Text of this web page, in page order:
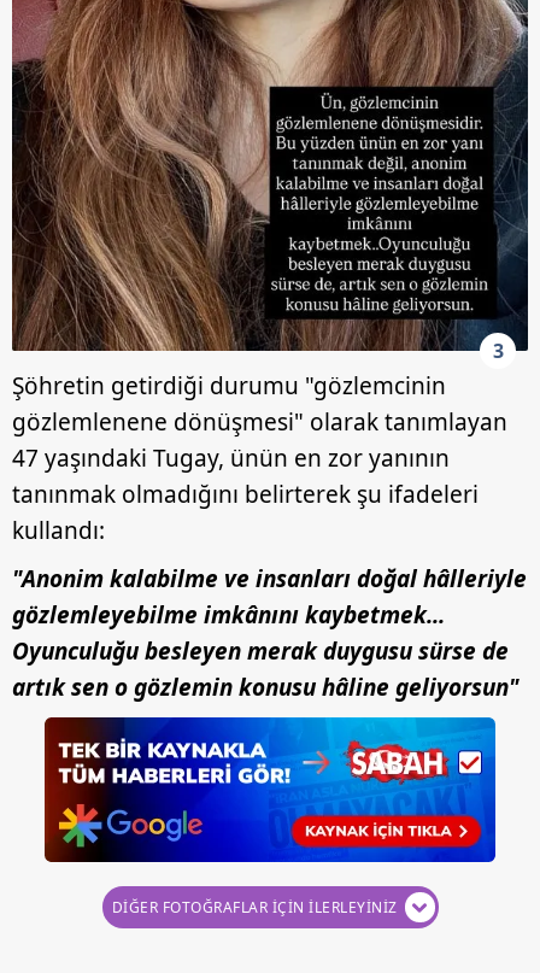
3
Şöhretin getirdiği durumu "gözlemcinin
gözlemlenene dönüşmesi" olarak tanımlayan
47 yaşındaki Tugay, ünün en zor yanının
tanınmak olmadığını belirterek şu ifadeleri
kullandı:
"Anonim kalabilme ve insanları doğal hâlleriyle
gözlemleyebilme imkânını kaybetmek...
Oyunculuğu besleyen merak duygusu sürse de
artık sen o gözlemin konusu hâline geliyorsun"
DİĞER FOTOĞRAFLAR İÇİN İLERLEYİNİZ